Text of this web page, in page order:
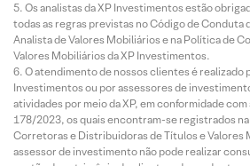
Os analistas da XP Investimentos estão
todas as regras previstas no Código de Conduta
Analista de Valores Mobiliários e na Política de
Valores Mobiliários da XP Investimentos.
O atendimento de nossos clientes é realizado
Investimentos ou por assessores de
atividades por meio da XP, em conformidade com
178/2023, os quais encontram-se registrados
Corretoras e Distribuidoras de Títulos e Valores
assessor de investimento não pode realizar